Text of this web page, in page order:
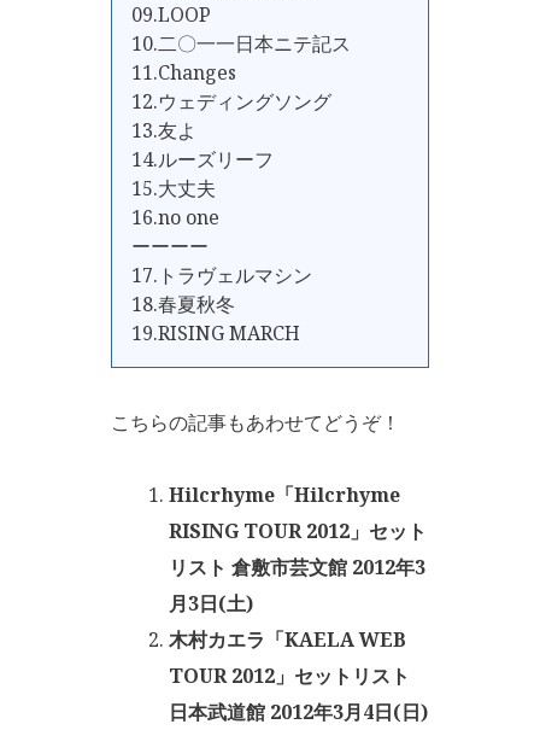
09.LOOP
10.二〇一一日本ニテ記ス
11.Changes
12.ウェディングソング
13.友よ
14.ルーズリーフ
15.大丈夫
16.no one
ーーーー
17.トラヴェルマシン
18.春夏秋冬
19.RISING MARCH
こちらの記事もあわせてどうぞ！
Hilcrhyme「Hilcrhyme
RISING TOUR 2012」セット
リスト 倉敷市芸文館 2012年3
月3日(土)
木村カエラ「KAELA WEB
TOUR 2012」セットリスト
日本武道館 2012年3月4日(日)